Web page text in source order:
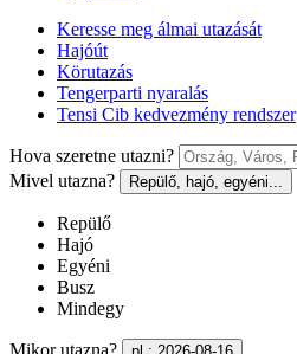
Keresse meg álmai utazását
Hajóút
Körutazás
Tengerparti nyaralás
Tensi Cib kedvezmény rendszer
Hova szeretne utazni?
Mivel utazna?
Repülő, hajó, egyéni...
Repülő
Hajó
Egyéni
Busz
Mindegy
Mikor utazna?